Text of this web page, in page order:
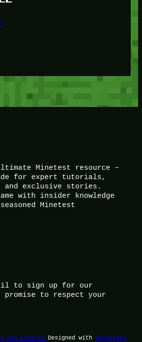
Minetest resource –
for expert tutorials,
and exclusive stories.
with insider knowledge
Minetest
to sign up for our
promise to respect your
and Cookies Designed with WordPress